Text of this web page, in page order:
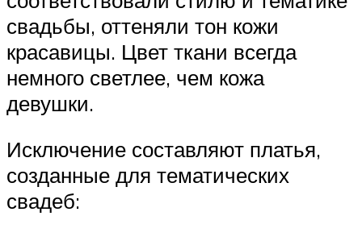
свадьбы, оттеняли тон кожи
красавицы. Цвет ткани всегда
немного светлее, чем кожа
девушки.
Исключение составляют платья,
созданные для тематических
свадеб: